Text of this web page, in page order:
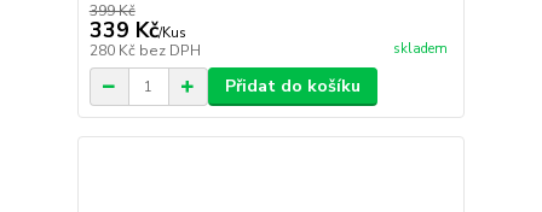
399 Kč
339 Kč/Kus
280 Kč bez DPH skladem
Přidat do košíku